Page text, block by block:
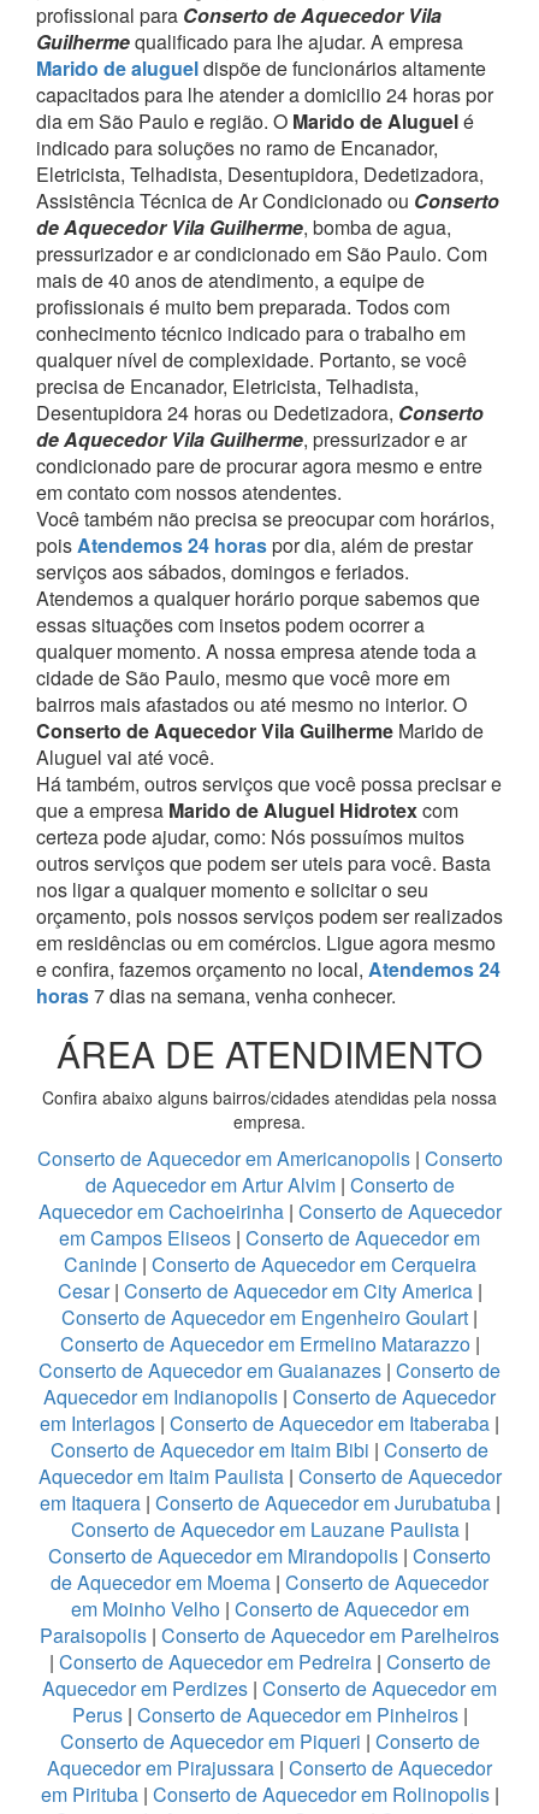
profissional para Conserto de Aquecedor Vila
Guilhermequalificado para lhe ajudar. A empresa
Marido de alugueldispõe de funcionários altamente
capacitados para lhe atender a domicilio 24 horas por
dia em São Paulo e região. O Marido de Aluguelé
indicado para soluções no ramo de Encanador,
Eletricista, Telhadista, Desentupidora, Dedetizadora,
Assistência Técnica de Ar Condicionado ou Conserto
de Aquecedor Vila Guilherme, bomba de agua,
pressurizador e ar condicionado em São Paulo. Com
mais de 40 anos de atendimento, a equipe de
profissionais é muito bem preparada. Todos com
conhecimento técnico indicado para o trabalho em
qualquer nível de complexidade. Portanto, se você
precisa de Encanador, Eletricista, Telhadista,
Desentupidora 24 horas ou Dedetizadora, Conserto
de Aquecedor Vila Guilherme, pressurizador e ar
condicionado pare de procurar agora mesmo e entre
em contato com nossos atendentes.
Você também não precisa se preocupar com horários,
poisAtendemos 24 horaspor dia, além de prestar
serviços aos sábados, domingos e feriados.
Atendemos a qualquer horário porque sabemos que
essas situações com insetos podem ocorrer a
qualquer momento. A nossa empresa atende toda a
cidade de São Paulo, mesmo que você more em
bairros mais afastados ou até mesmo no interior. O
Conserto de Aquecedor Vila Guilherme Marido de
Aluguel vai até você.
Há também, outros serviços que você possa precisar e
que a empresa Marido de Aluguel Hidrotexcom
certeza pode ajudar, como: Nós possuímos muitos
outros serviços que podem ser uteis para você. Basta
nos ligar a qualquer momento e solicitar o seu
orçamento, pois nossos serviços podem ser realizados
em residências ou em comércios. Ligue agora mesmo
e confira, fazemos orçamento no local, Atendemos 24
horas7 dias na semana, venha conhecer.
ÁREA DE ATENDIMENTO
Confira abaixo alguns bairros/cidades atendidas pela nossa
empresa.
Conserto de Aquecedor em Americanopolis | Conserto
de Aquecedor em Artur Alvim | Conserto de
Aquecedor em Cachoeirinha| Conserto de Aquecedor
em Campos Eliseos | Conserto de Aquecedor em
Caninde| Conserto de Aquecedor em Cerqueira
Cesar| Conserto de Aquecedor em City America |
Conserto de Aquecedor em Engenheiro Goulart |
Conserto de Aquecedor em Ermelino Matarazzo |
Conserto de Aquecedor em Guaianazes | Conserto de
Aquecedor em Indianopolis | Conserto de Aquecedor
em Interlagos | Conserto de Aquecedor em Itaberaba |
Conserto de Aquecedor em Itaim Bibi | Conserto de
Aquecedor em Itaim Paulista | Conserto de Aquecedor
em Itaquera| Conserto de Aquecedor em Jurubatuba|
Conserto de Aquecedor em Lauzane Paulista |
Conserto de Aquecedor em Mirandopolis | Conserto
de Aquecedor em Moema | Conserto de Aquecedor
em Moinho Velho | Conserto de Aquecedor em
Paraisopolis | Conserto de Aquecedor em Parelheiros
| Conserto de Aquecedor em Pedreira| Conserto de
Aquecedor em Perdizes | Conserto de Aquecedor em
Perus| Conserto de Aquecedor em Pinheiros|
Conserto de Aquecedor em Piqueri | Conserto de
Aquecedor em Pirajussara | Conserto de Aquecedor
em Pirituba| Conserto de Aquecedor em Rolinopolis|